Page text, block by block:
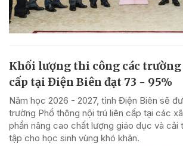
Khối lượng thi công các
cấp tại Điện Biên đạt 73 - 95%
Năm học 2026 - 2027, tỉnh Điện Biên sẽ
trường Phổ thông nội trú liên cấp tại các
phần nâng cao chất lượng giáo dục và cải
tập cho học sinh vùng khó khăn.